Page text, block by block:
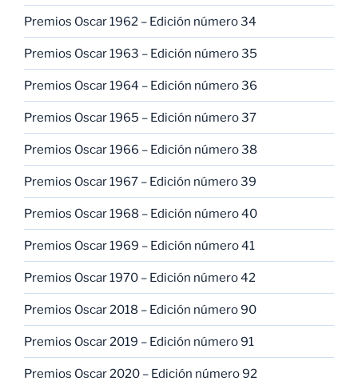
Premios Oscar 1962 – Edición número 34
Premios Oscar 1963 – Edición número 35
Premios Oscar 1964 – Edición número 36
Premios Oscar 1965 – Edición número 37
Premios Oscar 1966 – Edición número 38
Premios Oscar 1967 – Edición número 39
Premios Oscar 1968 – Edición número 40
Premios Oscar 1969 – Edición número 41
Premios Oscar 1970 – Edición número 42
Premios Oscar 2018 – Edición número 90
Premios Oscar 2019 – Edición número 91
Premios Oscar 2020 – Edición número 92